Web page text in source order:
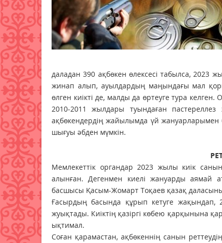
даладан 390 ақбөкен өлексесі табылса,
жинап алып, ауылдардың маңындағы мал
өлген киікті де, малды да өртеуге тура
2010-2011 жылдары туындаған
ақбөкендердің жайылымда үй жануарларымен
шығуы әбден мүмкін.
Мемлекеттік органдар 2023 жылы киік
алынған. Дегенмен киелі жануарды аямай
басшысы Қасым-Жомарт Тоқаев қазақ
Ғасырдың басында құрып кетуге жақындап,
жуықтады. Киіктің қазіргі көбею қарқынына
ықтимал.
Соған қарамастан, ақбө­кеннің санын